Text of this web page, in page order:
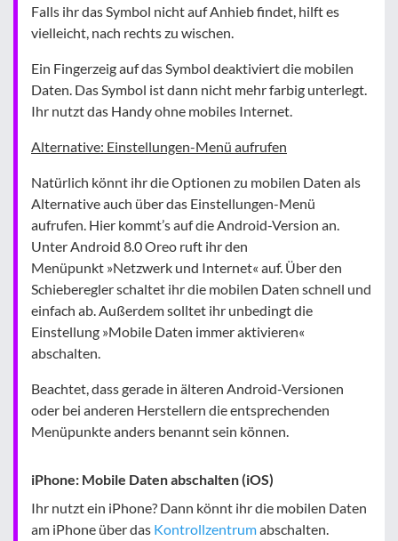
Falls ihr das Symbol nicht auf Anhieb findet, hilft es
vielleicht, nach rechts zu wischen.
Ein Fingerzeig auf das Symbol deaktiviert die mobilen
Daten. Das Symbol ist dann nicht mehr farbig unterlegt.
Ihr nutzt das Handy ohne mobiles Internet.
Alternative: Einstellungen-Menü aufrufen
Natürlich könnt ihr die Optionen zu mobilen Daten als
Alternative auch über das Einstellungen-Menü
aufrufen. Hier kommt’s auf die Android-Version an.
Unter Android 8.0 Oreo ruft ihr den
Menüpunkt »Netzwerk und Internet« auf. Über den
Schieberegler schaltet ihr die mobilen Daten schnell und
einfach ab. Außerdem solltet ihr unbedingt die
Einstellung »Mobile Daten immer aktivieren«
abschalten.
Beachtet, dass gerade in älteren Android-Versionen
oder bei anderen Herstellern die entsprechenden
Menüpunkte anders benannt sein können.
iPhone: Mobile Daten abschalten (iOS)
Ihr nutzt ein iPhone? Dann könnt ihr die mobilen Daten
am iPhone über das Kontrollzentrumabschalten.